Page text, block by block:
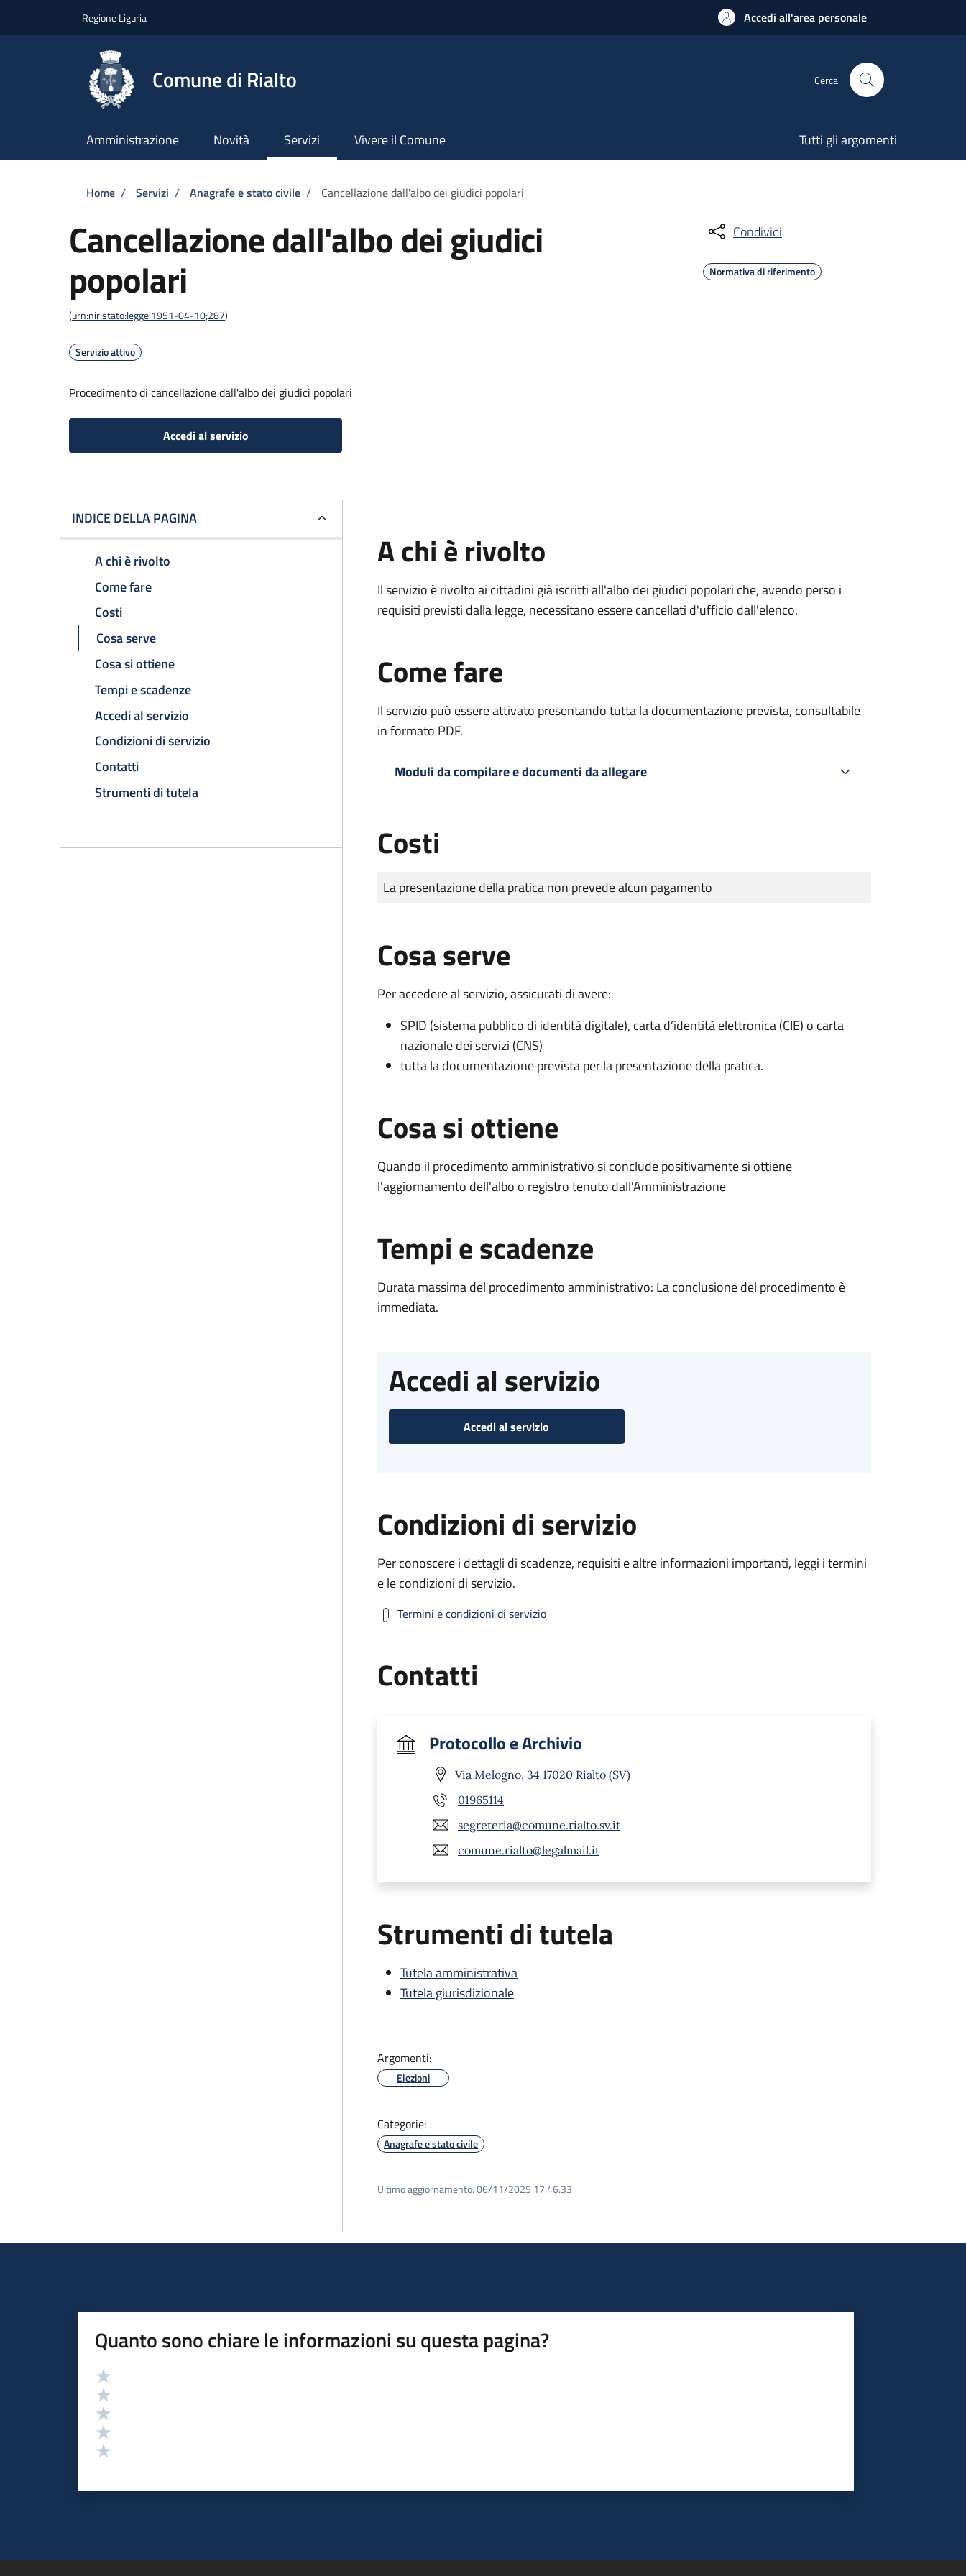
Regione Liguria Accedi all'area personale
Comune di Rialto Cerca
Amministrazione Novità Servizi Vivere il Comune Tutti gli argomenti
Briciole di pane
Home / Servizi / Anagrafe e stato civile / Cancellazione dall'albo dei giudici popolari
Cancellazione dall'albo dei giudici
popolari
(urn:nir:stato:legge:1951-04-10;287)
Servizio attivo
Procedimento di cancellazione dall'albo dei giudici popolari
Accedi al servizio
Condividi
Normativa di riferimento
INDICE DELLA PAGINA
A chi è rivolto
Come fare
Costi
Cosa serve
Cosa si ottiene
Tempi e scadenze
Accedi al servizio
Condizioni di servizio
Contatti
Strumenti di tutela
A chi è rivolto
Il servizio è rivolto ai cittadini già iscritti all'albo dei giudici popolari che, avendo perso i
requisiti previsti dalla legge, necessitano essere cancellati d'ufficio dall'elenco.
Come fare
Il servizio può essere attivato presentando tutta la documentazione prevista, consultabile
in formato PDF.
Moduli da compilare e documenti da allegare
Costi
Tipo di pagamento
Importo
La presentazione della pratica non prevede alcun pagamento
Cosa serve
Per accedere al servizio, assicurati di avere:
SPID (sistema pubblico di identità digitale), carta d’identità elettronica (CIE) o carta
nazionale dei servizi (CNS)
tutta la documentazione prevista per la presentazione della pratica.
Cosa si ottiene
Quando il procedimento amministrativo si conclude positivamente si ottiene
l'aggiornamento dell'albo o registro tenuto dall'Amministrazione
Tempi e scadenze
Durata massima del procedimento amministrativo: La conclusione del procedimento è
immediata.
Accedi al servizio
Accedi al servizio
Condizioni di servizio
Per conoscere i dettagli di scadenze, requisiti e altre informazioni importanti, leggi i termini
e le condizioni di servizio.
Termini e condizioni di servizio
Contatti
Protocollo e Archivio
Via Melogno, 34 17020 Rialto (SV)
01965114
segreteria@comune.rialto.sv.it
comune.rialto@legalmail.it
Strumenti di tutela
Tutela amministrativa
Tutela giurisdizionale
Argomenti:
Elezioni
Categorie:
Anagrafe e stato civile
Ultimo aggiornamento:06/11/2025 17:46.33
Quanto sono chiare le informazioni su questa pagina?
Valutazione